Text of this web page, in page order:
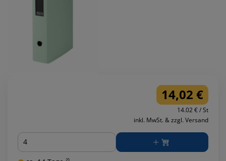
14,02 €
14.02 € / St
inkl. MwSt. & zzgl. Versand
Menge